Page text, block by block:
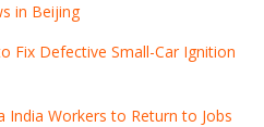
in Beijing
Fix Defective Small-Car Ignition
India Workers to Return to Jobs